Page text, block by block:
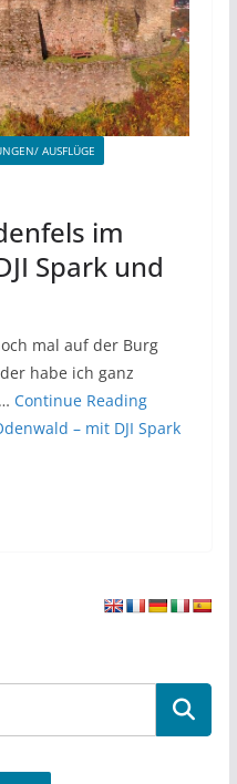
AUSFLÜGE
im
Spark und
mal auf der Burg
habe ich ganz
Continue Reading
– mit DJI Spark